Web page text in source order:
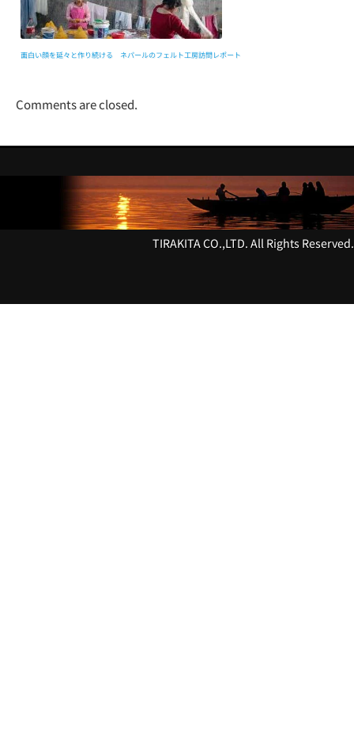
面白い顔を延々と作り続ける ネパールのフェルト工房訪問レポート
Comments are closed.
TIRAKITA CO.,LTD. All Rights Reserved.